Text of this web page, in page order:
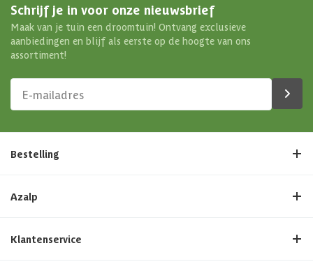
Schrijf je in voor onze nieuwsbrief
Maak van je tuin een droomtuin! Ontvang exclusieve
aanbiedingen en blijf als eerste op de hoogte van ons
assortiment!
Bestelling
Azalp
Klantenservice